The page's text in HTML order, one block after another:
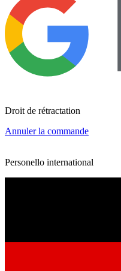
Droit de rétractation
Annuler la commande
Personello international